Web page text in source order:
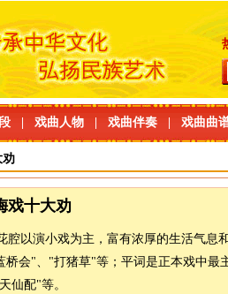
戏曲人物 戏曲伴奏 戏曲曲
劝
戏十大劝
以演小戏为主，富有浓厚的生活气息
会"、"打猪草"等；平词是正本戏中最
仙配"等。